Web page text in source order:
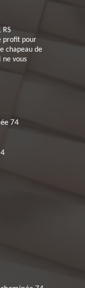
profit pour
chapeau de
ne vous
74